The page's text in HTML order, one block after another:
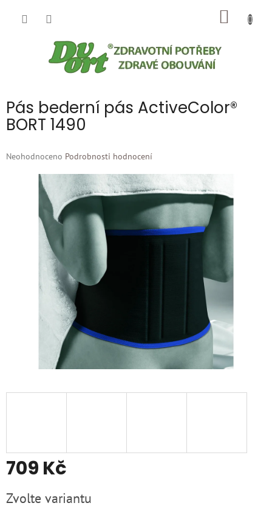
Pás bederní pás ActiveColor®
BORT 1490
Průměrné
Neohodnoceno Podrobnosti hodnocení
709 Kč
cena:
Zvolte variantu